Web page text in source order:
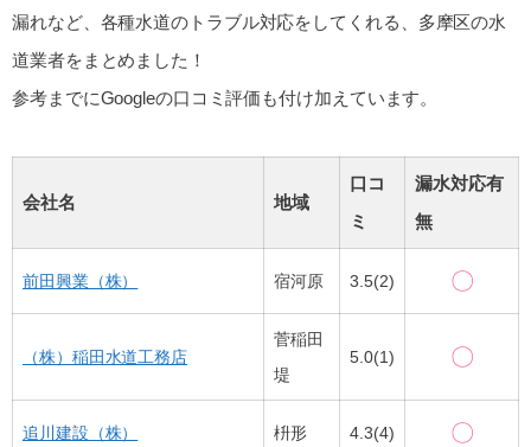
漏れなど、各種水道のトラブル対応をしてくれる、多摩区の水
道業者をまとめました！
参考までにGoogleの口コミ評価も付け加えています。
会社名 地域
口コ
ミ
漏水対応有
無
前田興業（株） 宿河原 3.5(2) 〇
（株）稲田水道工務店
菅稲田
堤
5.0(1) 〇
追川建設（株） 枡形 4.3(4) 〇